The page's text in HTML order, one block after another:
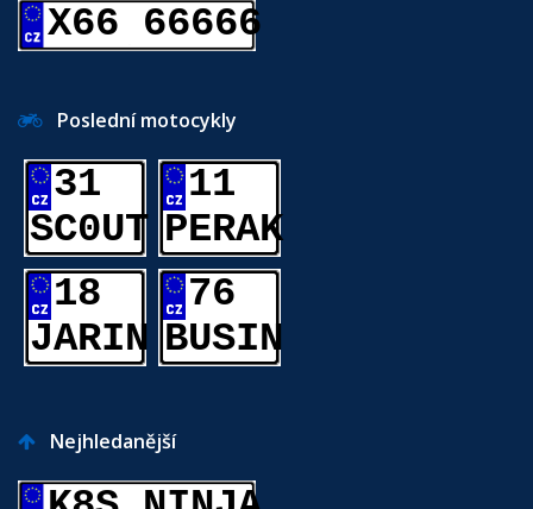
X66 66666
Poslední motocykly
31
SC0UT
11
PERAK
18
JARIN
76
BUSIN
Nejhledanější